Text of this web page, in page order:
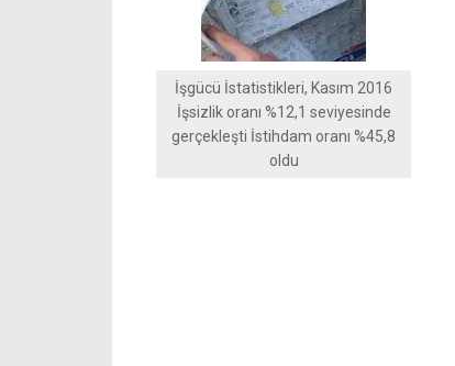
İşgücü İstatistikleri, Kasım 2016
İşsizlik oranı %12,1 seviyesinde
gerçekleşti İstihdam oranı %45,8
oldu